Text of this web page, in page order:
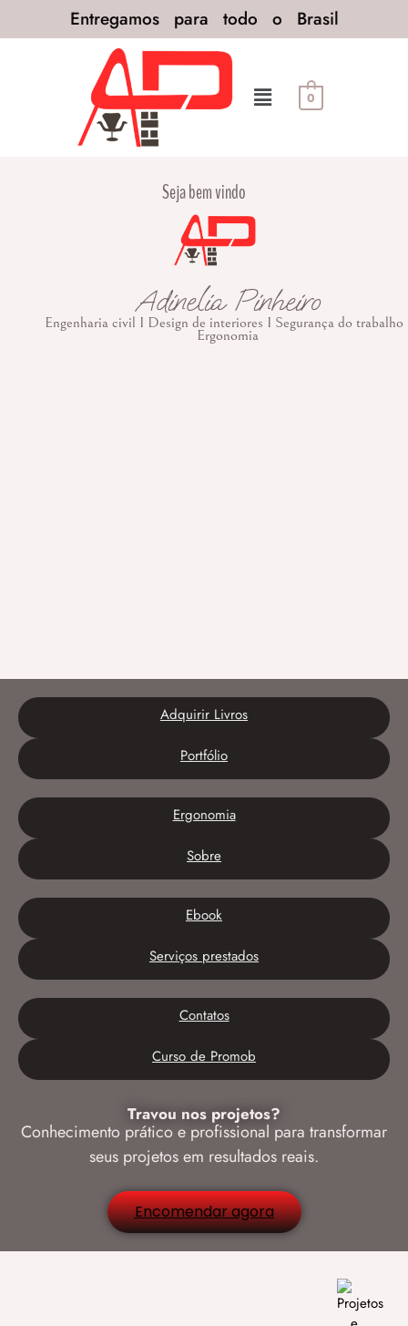
Entregamos para todo o Brasil
0
Seja bem vindo
Adinelia Pinheiro
Engenharia civil I Design de interiores I Segurança do trabalho
Ergonomia
Adquirir Livros
Portfólio
Ergonomia
Sobre
Ebook
Serviços prestados
Contatos
Curso de Promob
Travou nos projetos?
Conhecimento prático e profissional para transformar
seus projetos em resultados reais.
Encomendar agora